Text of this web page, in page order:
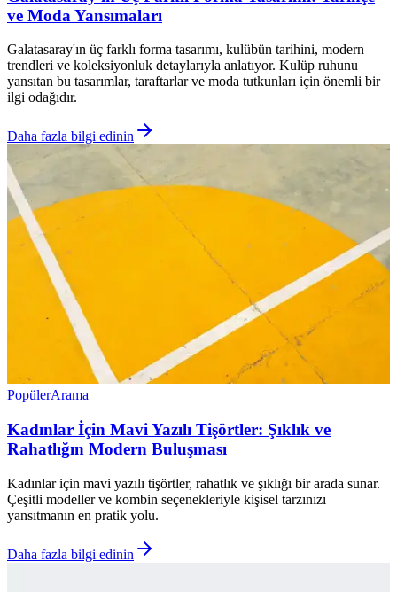
ve Moda Yansımaları
Galatasaray'ın üç farklı forma tasarımı, kulübün tarihini, modern
trendleri ve koleksiyonluk detaylarıyla anlatıyor. Kulüp ruhunu
yansıtan bu tasarımlar, taraftarlar ve moda tutkunları için önemli bir
ilgi odağıdır.
Daha fazla bilgi edinin
PopülerArama
Kadınlar İçin Mavi Yazılı Tişörtler: Şıklık ve
Rahatlığın Modern Buluşması
Kadınlar için mavi yazılı tişörtler, rahatlık ve şıklığı bir arada sunar.
Çeşitli modeller ve kombin seçenekleriyle kişisel tarzınızı
yansıtmanın en pratik yolu.
Daha fazla bilgi edinin